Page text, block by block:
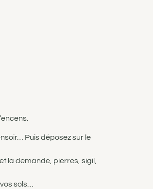
Puis déposez sur le
la demande, pierres, sigil,
sols…